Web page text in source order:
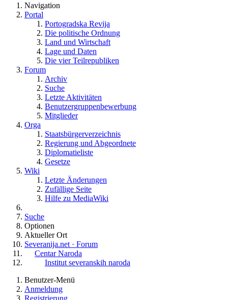
Navigation
Portal
Portogradska Revija
Die politische Ordnung
Land und Wirtschaft
Lage und Daten
Die vier Teilrepubliken
Forum
Archiv
Suche
Letzte Aktivitäten
Benutzergruppenbewerbung
Mitglieder
Orga
Staatsbürgerverzeichnis
Regierung und Abgeordnete
Diplomatieliste
Gesetze
Wiki
Letzte Änderungen
Zufällige Seite
Hilfe zu MediaWiki
Suche
Optionen
Aktueller Ort
Severanija.net · Forum
Centar Naroda
Institut severanskih naroda
Benutzer-Menü
Anmeldung
Registrierung